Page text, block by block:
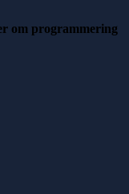
om programmering